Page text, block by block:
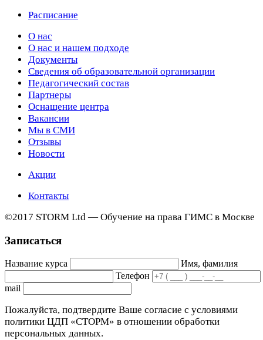
Расписание
О нас
О нас и нашем подходе
Документы
Сведения об образовательной организации
Педагогический состав
Партнеры
Оснащение центра
Вакансии
Мы в СМИ
Отзывы
Новости
Акции
Контакты
©2017 STORM Ltd — Обучение на права ГИМС в Москве
Записаться
Название курса
Имя, фамилия
Телефон
mail
Пожалуйста, подтвердите Ваше согласие с условиями
политики ЦДП «СТОРМ» в отношении обработки
персональных данных.